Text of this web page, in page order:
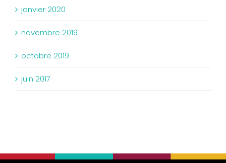
janvier 2020
novembre 2019
octobre 2019
juin 2017